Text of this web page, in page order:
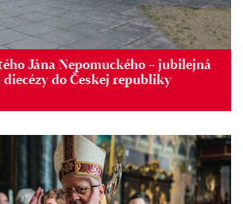
Jána Nepomuckého – jubilejná
do Českej republiky